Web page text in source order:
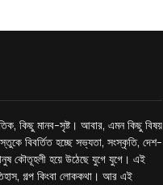
কিছু মানব-সৃষ্ট। আবার, এমন কিছু বিষয়
বিবর্তিত হচ্ছে সভ্যতা, সংস্কৃতি, দেশ-
কৌতূহলী হয়ে উঠেছে যুগে যুগে। এই
গল্প কিংবা লোককথা। আর এই